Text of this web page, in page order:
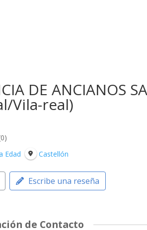
DE ANCIANOS
Vila-real)
0
Edad
Castellón
Escribe una reseña
de Contacto